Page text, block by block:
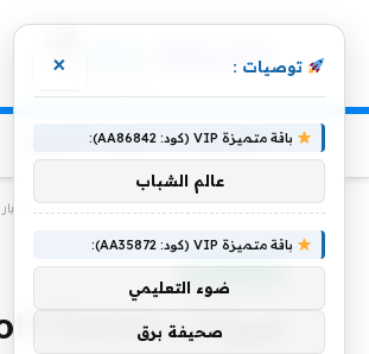
الرئيسية منوعات التعليم
الرئيسية»ميزات Microsoft Forms الجديدة والبارزة
ميزات Microsoft Forms الجديدة والبارزة
توصيات : ×
باقة متميزة VIP (كود: AA86842):
عالم الشباب
باقة متميزة VIP (كود: AA35872):
ضوء التعليمي
صحيفة برق